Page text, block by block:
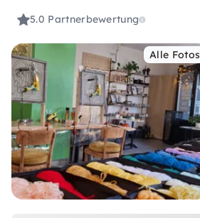
5.0 Partnerbewertung
Alle Fotos